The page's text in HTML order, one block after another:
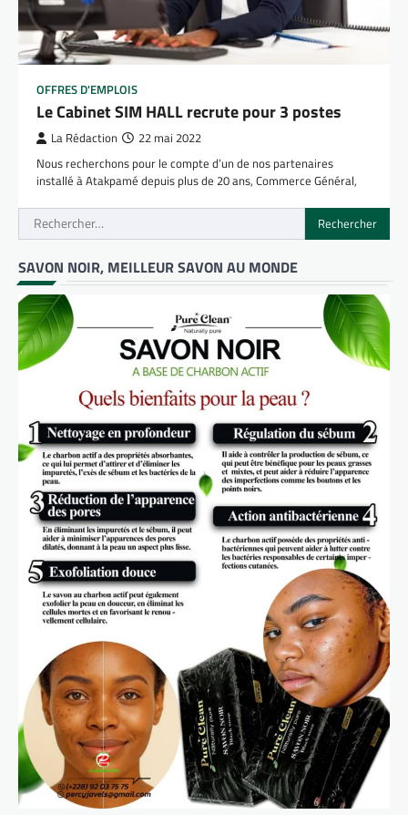
OFFRES D'EMPLOIS
Le Cabinet SIM HALL recrute pour 3 postes
La Rédaction 22 mai 2022
Nous recherchons pour le compte d’un de nos partenaires
installé à Atakpamé depuis plus de 20 ans, Commerce Général,
Rechercher :
SAVON NOIR, MEILLEUR SAVON AU MONDE